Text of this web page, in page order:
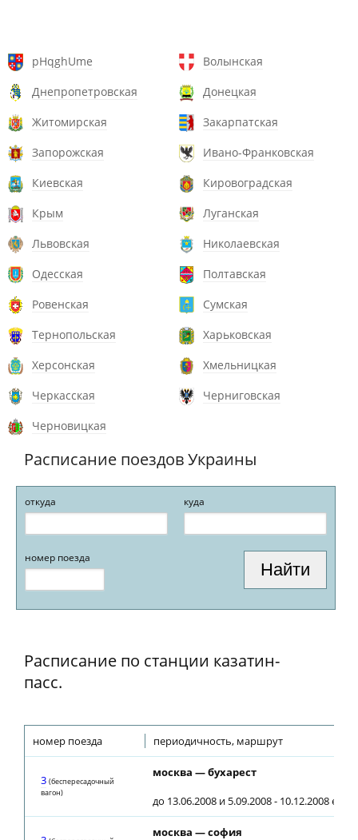
pHqghUme
Волынская
Днепропетровская
Донецкая
Житомирская
Закарпатская
Запорожская
Ивано-Франковская
Киевская
Кировоградская
Крым
Луганская
Львовская
Николаевская
Одесская
Полтавская
Ровенская
Сумская
Тернопольская
Харьковская
Херсонская
Хмельницкая
Черкасская
Черниговская
Черновицкая
Расписание поездов Украины
откуда куда
номер поезда
Расписание по станции казатин-
пасс.
номер поезда периодичность, маршрут
3 (беспересадочный
вагон)
москва — бухарест
до 13.06.2008 и 5.09.2008 - 10.12.2008
москва — софия